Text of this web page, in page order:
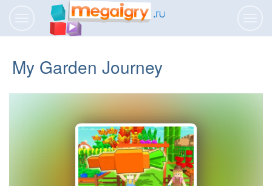
Переключить
навигацию
My Garden Journey